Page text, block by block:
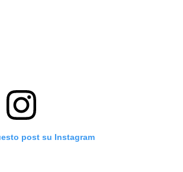
post su Instagram